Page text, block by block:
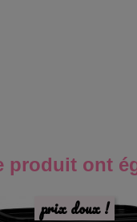
ont
prix doux !